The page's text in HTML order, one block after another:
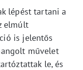
lépést tartani a
elmúlt
is jelentős
művelet
le, és